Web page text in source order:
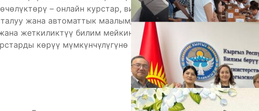
– онлайн курстар, видео лекциялар, тесттер
жана автоматтык маалымдамалар системасы. “Устат”
жеткиликтүү билим мейкиндигине жол ачат. Учурда
көрүү мүмкүнчүлүгүнө ээ болушту, — дейт